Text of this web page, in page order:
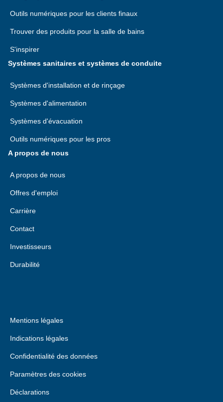
Outils numériques pour les clients finaux
Trouver des produits pour la salle de bains
S'inspirer
Systèmes sanitaires et systèmes de conduite
Systèmes d'installation et de rinçage
Systèmes d'alimentation
Systèmes d'évacuation
Outils numériques pour les pros
A propos de nous
A propos de nous
Offres d'emploi
Carrière
Contact
Investisseurs
Durabilité
Mentions légales
Indications légales
Confidentialité des données
Paramètres des cookies
Déclarations